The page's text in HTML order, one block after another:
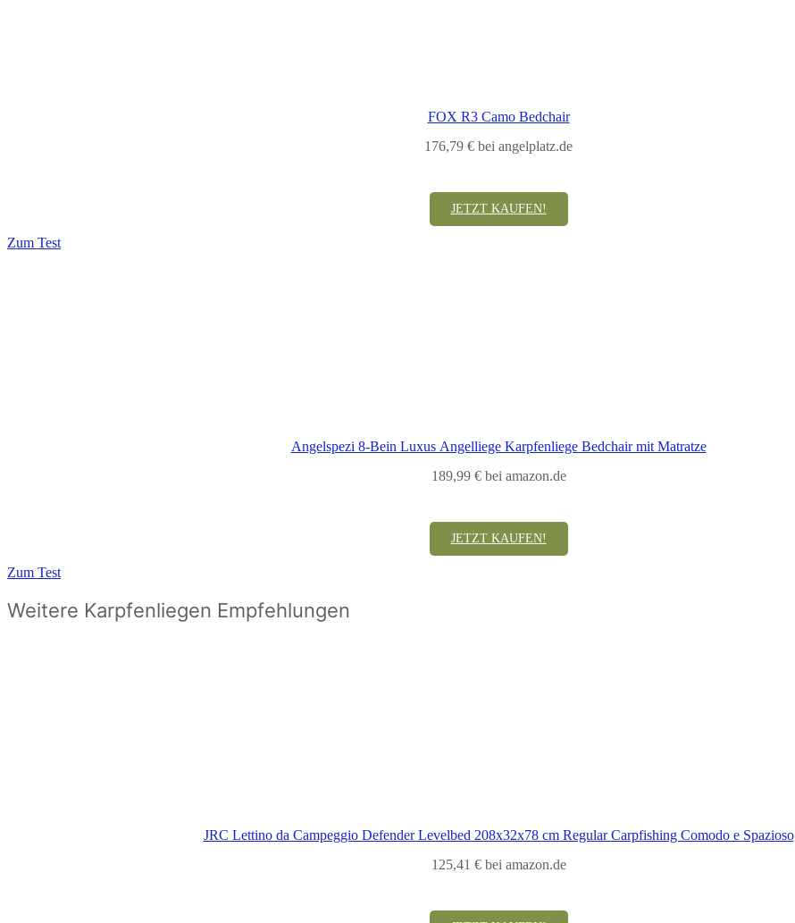
FOX R3 Camo Bedchair
176,79 € bei angelplatz.de
JETZT KAUFEN!
Zum Test
Angelspezi 8-Bein Luxus Angelliege Karpfenliege Bedchair mit Matratze
189,99 € bei amazon.de
JETZT KAUFEN!
Zum Test
Weitere Karpfenliegen Empfehlungen
JRC Lettino da Campeggio Defender Levelbed 208x32x78 cm Regular Carpfishing Comodo e Spazioso
125,41 € bei amazon.de